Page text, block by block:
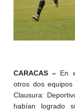
CARACAS – En
otros dos
Clausura:
habían logrado